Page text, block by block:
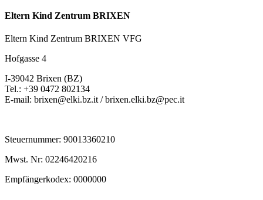
Eltern Kind Zentrum BRIXEN
Eltern Kind Zentrum BRIXEN VFG
Hofgasse 4
I-39042 Brixen (BZ)
Tel.: +39 0472 802134
E-mail: brixen@elki.bz.it / brixen.elki.bz@pec.it
Steuernummer: 90013360210
Mwst. Nr: 02246420216
Empfängerkodex: 0000000